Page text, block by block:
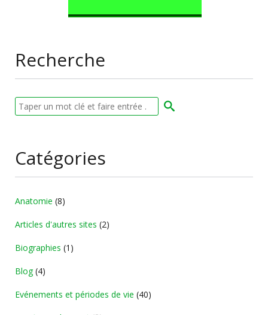
Recherche
Catégories
Anatomie (8)
Articles d'autres sites (2)
Biographies (1)
Blog(4)
Evénements et périodes de vie (40)